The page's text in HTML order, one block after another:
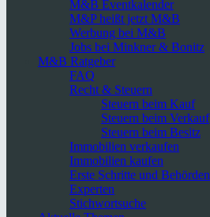
M&B Eventkalender
M&P heißt jetzt M&B
Werbung bei M&B
Jobs bei Minkner & Bonitz
M&B Ratgeber
FAQ
Recht & Steuern
Steuern beim Kauf
Steuern beim Verkauf
Steuern beim Besitz
Immobilien verkaufen
Immobilien kaufen
Erste Schritte und Behörden
Experten
Stichwortsuche